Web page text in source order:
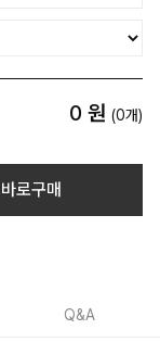
0 원 (0개)
바로구매
Q&A